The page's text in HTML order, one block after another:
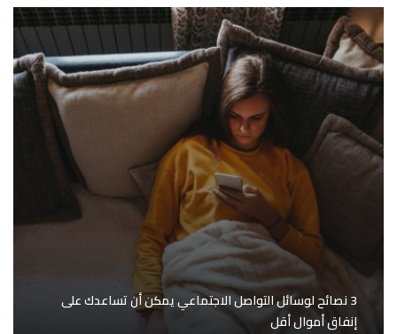
3 نصائح لوسائل التواصل الاجتماعي يمكن أن تساعدك على
إنفاق أموال أقل